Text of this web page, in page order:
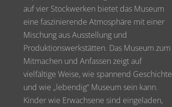
auf vier Stockwerken bietet das Museum
eine faszinierende Atmosphäre mit einer
Mischung aus Ausstellung und
Produktionswerkstätten. Das Museum zum
Mitmachen und Anfassen zeigt auf
vielfältige Weise, wie spannend Geschichte
und wie „lebendig“ Museum sein kann.
Kinder wie Erwachsene sind eingeladen,